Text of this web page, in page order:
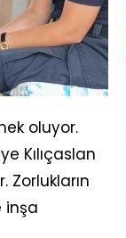
oluyor.
Kılıçaslan
inşa